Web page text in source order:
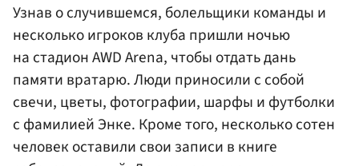
Узнав о случившемся, болельщики команды и
несколько игроков клуба пришли ночью
на стадион AWD Arena, чтобы отдать дань
памяти вратарю. Люди приносили с собой
свечи, цветы, фотографии, шарфы и футболки
с фамилией Энке. Кроме того, несколько сотен
человек оставили свои записи в книге